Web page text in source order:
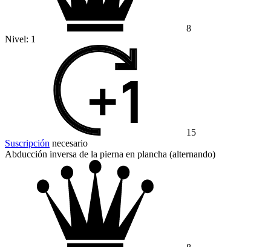
8
Nivel: 1
15
Suscripción necesario
Abducción inversa de la pierna en plancha (alternando)